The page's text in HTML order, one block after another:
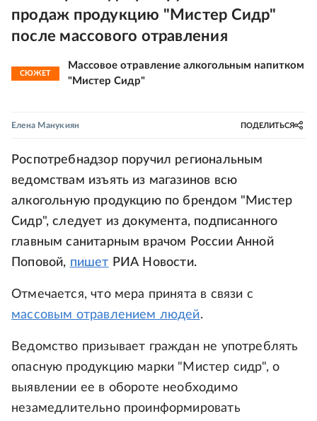
продаж продукцию "Мистер Сидр"
после массового отравления
СЮЖЕТ
Массовое отравление алкогольным напитком
"Мистер Сидр"
Елена Манукиян ПОДЕЛИТЬСЯ
Роспотребнадзор поручил региональным
ведомствам изъять из магазинов всю
алкогольную продукцию по брендом "Мистер
Сидр", следует из документа, подписанного
главным санитарным врачом России Анной
Поповой, пишет РИА Новости.
Отмечается, что мера принята в связи с
массовым отравлением людей.
Ведомство призывает граждан не употреблять
опасную продукцию марки "Мистер сидр", о
выявлении ее в обороте необходимо
незамедлительно проинформировать